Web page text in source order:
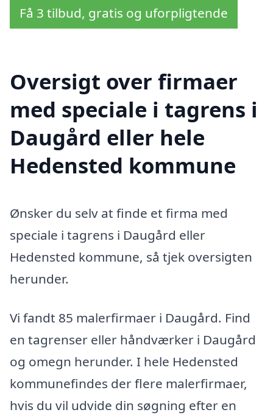
Få 3 tilbud, gratis og uforpligtende
Oversigt over firmaer
med speciale i tagrens i
Daugård eller hele
Hedensted kommune
Ønsker du selv at finde et firma med
speciale i tagrens i Daugård eller
Hedensted kommune, så tjek oversigten
herunder.
Vi fandt 85 malerfirmaer i Daugård. Find
en tagrenser eller håndværker i Daugård
og omegn herunder. I hele Hedensted
kommunefindes der flere malerfirmaer,
hvis du vil udvide din søgning efter en